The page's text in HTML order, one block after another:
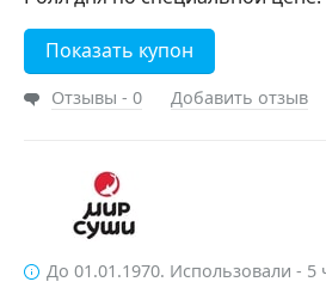
Показать купон
Отзывы - 0 Добавить отзыв
До 01.01.1970. Использовали - 5